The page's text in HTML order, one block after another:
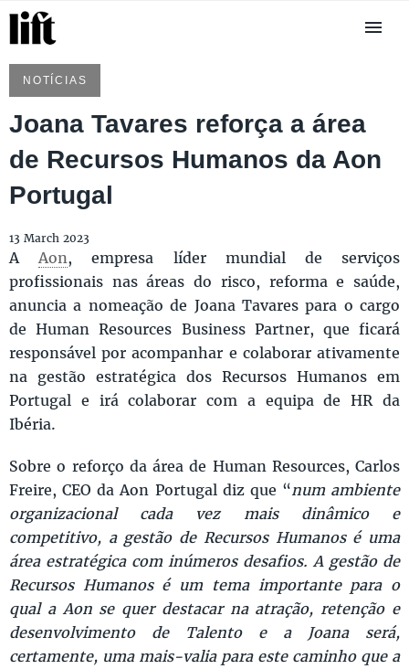
NOTÍCIAS
Joana Tavares reforça a área
de Recursos Humanos da Aon
Portugal
13 March 2023
A Aon, empresa líder mundial de serviços
profissionais nas áreas do risco, reforma e saúde,
anuncia a nomeação de Joana Tavares para o cargo
de Human Resources Business Partner, que ficará
responsável por acompanhar e colaborar ativamente
na gestão estratégica dos Recursos Humanos em
Portugal e irá colaborar com a equipa de HR da
Ibéria.
Sobre o reforço da área de Human Resources, Carlos
Freire, CEO da Aon Portugal diz que “num ambiente
organizacional cada vez mais dinâmico e
competitivo, a gestão de Recursos Humanos é uma
área estratégica com inúmeros desafios. A gestão de
Recursos Humanos é um tema importante para o
qual a Aon se quer destacar na atração, retenção e
desenvolvimento de Talento e a Joana será,
certamente, uma mais-valia para este caminho que a